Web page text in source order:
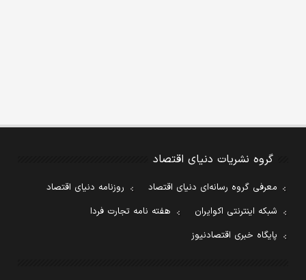
گروه نشریات دنیای اقتصاد
معرفی گروه رسانه‌ای دنیای اقتصاد
روزنامه دنیای اقتصاد
شبکه اینترنتی اکوایران
هفته نامه تجارت فردا
پایگاه خبری اقتصادنیوز